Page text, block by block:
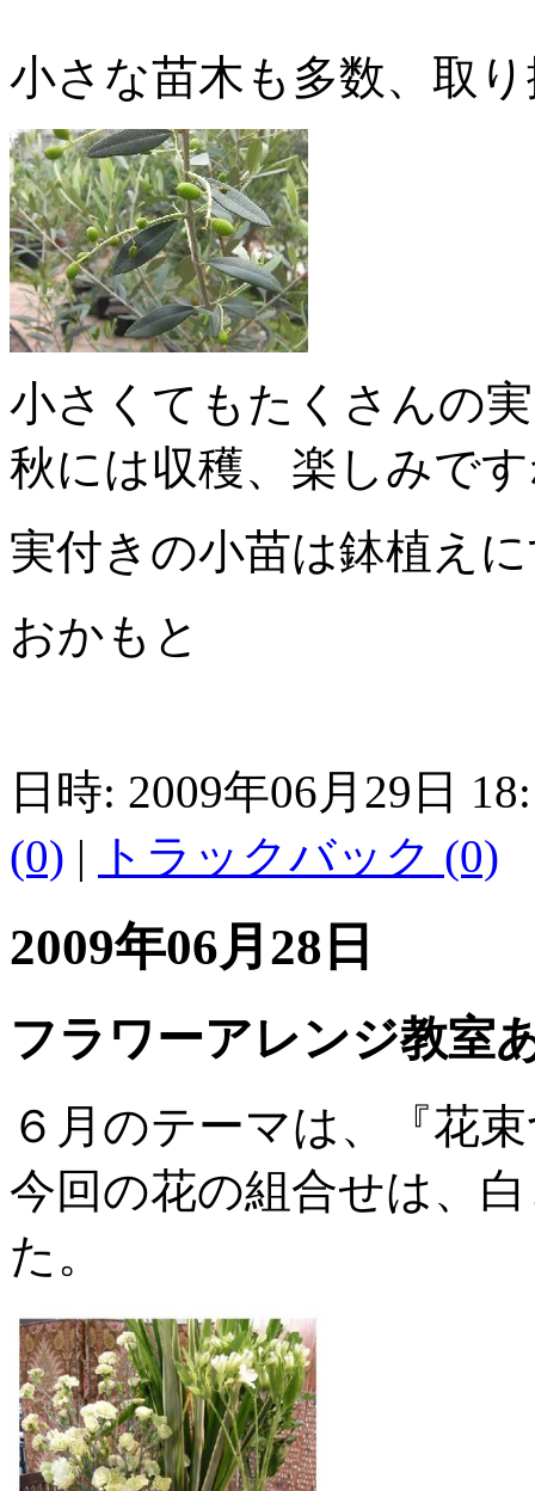
小さな苗木も多数、取
小さくてもたくさんの
秋には収穫、楽しみで
実付きの小苗は鉢植え
おかもと
日時: 2009年06月29日
(0) | トラックバック (0)
2009年06月28日
フラワーアレンジ教室
６月のテーマは、『花
今回の花の組合せは、
た。